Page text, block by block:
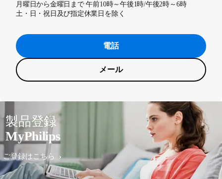
月曜日から金曜日まで 午前10時～午後1時/午後2時～6時
土・日・祝日及び指定休業日を除く
電話
メール
製品登録
MyPhilips
ご登録はこちら